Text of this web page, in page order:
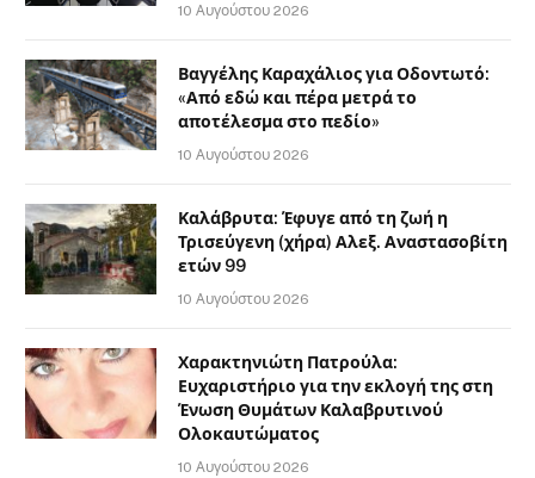
10 Αυγούστου 2026
Βαγγέλης Καραχάλιος για Οδοντωτό:
«Από εδώ και πέρα μετρά το
αποτέλεσμα στο πεδίο»
10 Αυγούστου 2026
Καλάβρυτα: Έφυγε από τη ζωή η
Τρισεύγενη (χήρα) Αλεξ. Αναστασοβίτη
ετών 99
10 Αυγούστου 2026
Χαρακτηνιώτη Πατρούλα:
Ευχαριστήριο για την εκλογή της στη
Ένωση Θυμάτων Καλαβρυτινού
Ολοκαυτώματος
10 Αυγούστου 2026